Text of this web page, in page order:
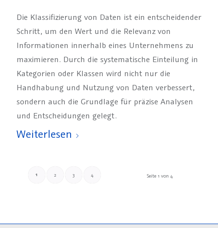
Die Klassifizierung von Daten ist ein entscheidender
Schritt, um den Wert und die Relevanz von
Informationen innerhalb eines Unternehmens zu
maximieren. Durch die systematische Einteilung in
Kategorien oder Klassen wird nicht nur die
Handhabung und Nutzung von Daten verbessert,
sondern auch die Grundlage für präzise Analysen
und Entscheidungen gelegt.
Weiterlesen
Seite 1 von 4
1 2 3 4